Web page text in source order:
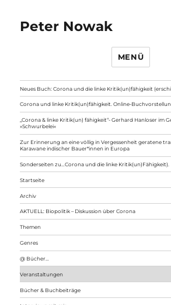
Peter Nowak
MENÜ
Neues Buch: Corona und die linke Kritik(un)fähigkeit
Corona und linke Kritik(un)fähigkeit. Online-
„Corona & linke Kritik(un) fähigkeit“- Gerhard Hanloser im
»Schwurbelei«
Zur Erinnerung an eine völlig in Vergessenheit geratene
Karawane indischer Bauer*innen in Europa
Sonderseiten zu…Corona und die linke Kritik(un)Fähigkeit).
Startseite
Archiv
AKTUELL: Biopolitik – Diskussion über Corona
Themen
Genres
@ Bücher…
Veranstaltungen
Bücher & Buchbeiträge